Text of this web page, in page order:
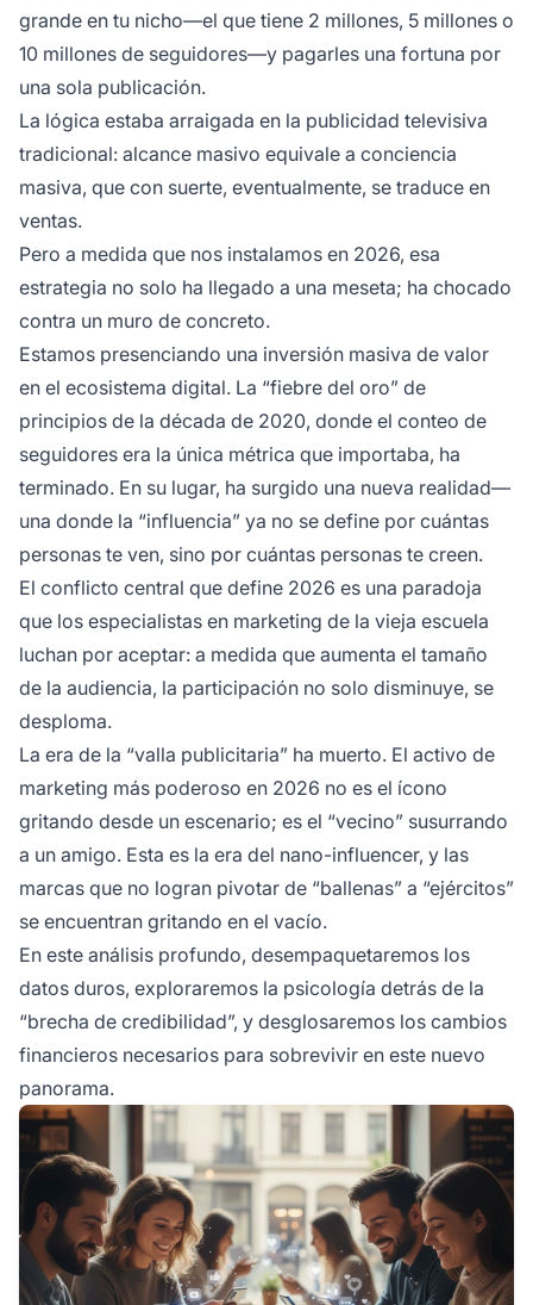
grande en tu nicho—el que tiene 2 millones, 5 millones o
10 millones de seguidores—y pagarles una fortuna por
una sola publicación.
La lógica estaba arraigada en la publicidad televisiva
tradicional: alcance masivo equivale a conciencia
masiva, que con suerte, eventualmente, se traduce en
ventas.
Pero a medida que nos instalamos en 2026, esa
estrategia no solo ha llegado a una meseta; ha chocado
contra un muro de concreto.
Estamos presenciando una inversión masiva de valor
en el ecosistema digital. La “fiebre del oro” de
principios de la década de 2020, donde el conteo de
seguidores era la única métrica que importaba, ha
terminado. En su lugar, ha surgido una nueva realidad—
una donde la “influencia” ya no se define por cuántas
personas te ven, sino por cuántas personas te creen.
El conflicto central que define 2026 es una paradoja
que los especialistas en marketing de la vieja escuela
luchan por aceptar: a medida que aumenta el tamaño
de la audiencia, la participación no solo disminuye, se
desploma.
La era de la “valla publicitaria” ha muerto. El activo de
marketing más poderoso en 2026 no es el ícono
gritando desde un escenario; es el “vecino” susurrando
a un amigo. Esta es la era del nano-influencer, y las
marcas que no logran pivotar de “ballenas” a “ejércitos”
se encuentran gritando en el vacío.
En este análisis profundo, desempaquetaremos los
datos duros, exploraremos la psicología detrás de la
“brecha de credibilidad”, y desglosaremos los cambios
financieros necesarios para sobrevivir en este nuevo
panorama.